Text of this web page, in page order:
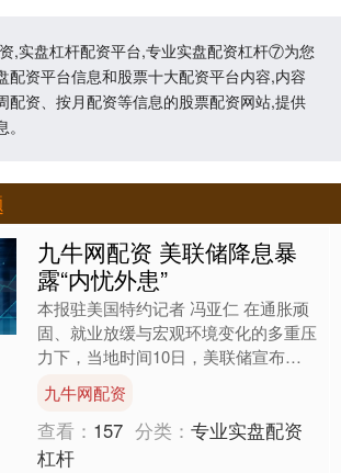
,实盘杠杆配资平台,专业实盘配资杠杆⑦为您
配资平台信息和股票十大配资平台内容,内容
配资、按月配资等信息的股票配资网站,提供
九牛网配资 美联储降息暴
露“内忧外患”
本报驻美国特约记者 冯亚仁 在通胀顽
固、就业放缓与宏观环境变化的多重压
力下，当地时间10日，美联储宣布年
内第三次降息，将联邦基金利率目标区
间下调25个基点至3.....
九牛网配资
查看： 157 分类：专业实盘配资
杠杆